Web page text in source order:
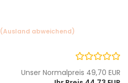
(Ausland abweichend)
Unser Normalpreis 49,70 EUR